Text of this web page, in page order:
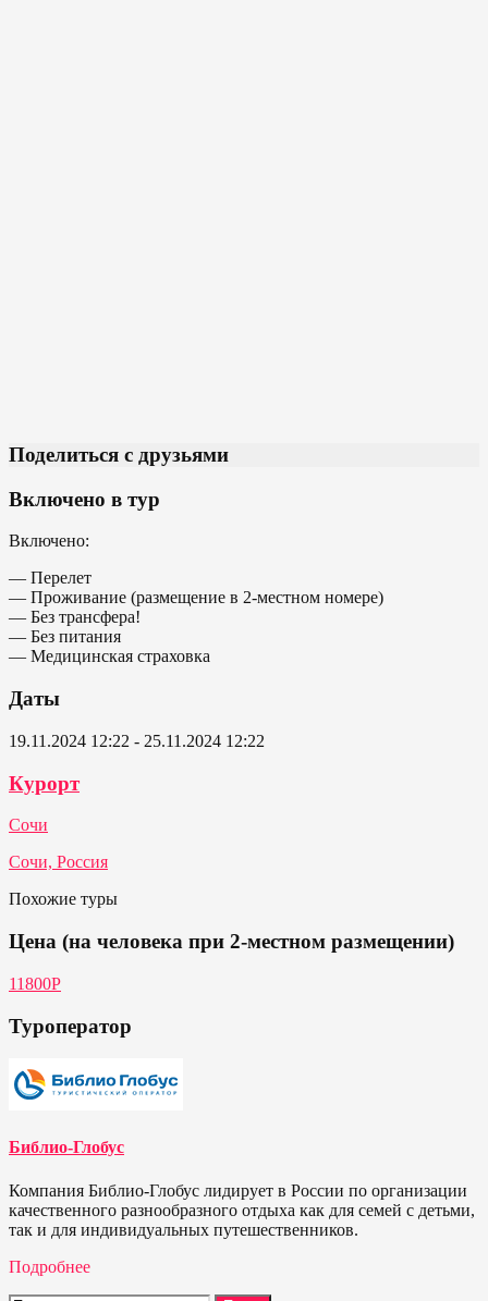
Поделиться с друзьями
Включено в тур
Включено:
— Перелет
— Проживание (размещение в 2-местном номере)
— Без трансфера!
— Без питания
— Медицинская страховка
Даты
19.11.2024 12:22 - 25.11.2024 12:22
Курорт
Сочи
Сочи, Россия
Похожие туры
Цена (на человека при 2-местном размещении)
11800Р
Туроператор
Библио-Глобус
Компания Библио-Глобус лидирует в России по организации
качественного разнообразного отдыха как для семей с детьми,
так и для индивидуальных путешественников.
Подробнее